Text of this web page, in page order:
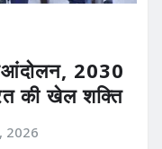
2030
की खेल शक्ति
2026